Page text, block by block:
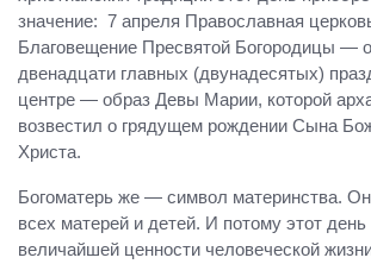
значение: 7 апреля Православная
Благовещение Пресвятой Богородицы —
двенадцати главных (двунадесятых)
центре — образ Девы Марии, которой
возвестил о грядущем рождении Сына
Христа.
Богоматерь же — символ материнства.
всех матерей и детей. И потому этот
величайшей ценности человеческой